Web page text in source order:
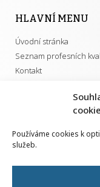
Používáme cookies k
služeb.
HLAVNÍ MENU
Úvodní stránka
Seznam profesních
Kontakt
GDPR